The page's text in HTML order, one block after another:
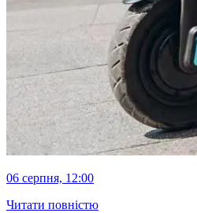
06 серпня, 12:00
Читати повністю